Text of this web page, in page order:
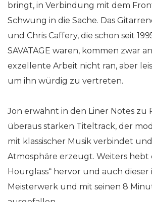
bringt, in Verbindung mit dem
Schwung in die Sache. Das
und Chris Caffery, die schon seit
SAVATAGE waren, kommen zwar an
exzellente Arbeit nicht ran, aber
um ihn würdig zu vertreten.
Jon erwähnt in den Liner Notes zu
überaus starken Titeltrack, der
mit klassischer Musik verbindet
Atmosphäre erzeugt. Weiters hebt
Hourglass“ hervor und auch dieser
Meisterwerk und mit seinen 8